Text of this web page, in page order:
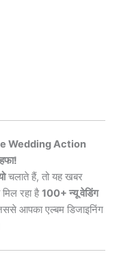
Wedding Action
चलाते हैं, तो यह खबर
रहा है100+ न्यू वेडिंग
आपका एल्बम डिजाइनिंग